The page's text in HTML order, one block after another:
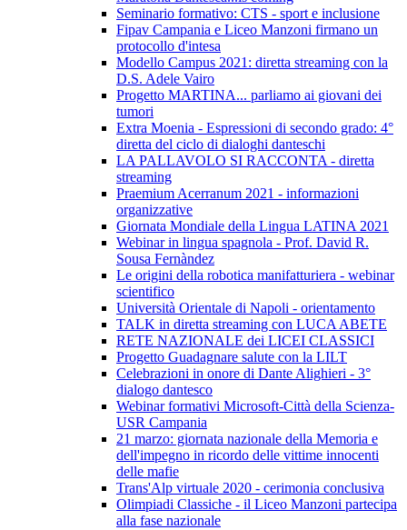
Seminario formativo: CTS - sport e inclusione
Fipav Campania e Liceo Manzoni firmano un
protocollo d'intesa
Modello Campus 2021: diretta streaming con la
D.S. Adele Vairo
Progetto MARTINA... parliamo ai giovani dei
tumori
Extra Moenia - Espressioni di secondo grado: 4°
diretta del ciclo di dialoghi danteschi
LA PALLAVOLO SI RACCONTA - diretta
streaming
Praemium Acerranum 2021 - informazioni
organizzative
Giornata Mondiale della Lingua LATINA 2021
Webinar in lingua spagnola - Prof. David R.
Sousa Fernàndez
Le origini della robotica manifatturiera - webinar
scientifico
Università Orientale di Napoli - orientamento
TALK in diretta streaming con LUCA ABETE
RETE NAZIONALE dei LICEI CLASSICI
Progetto Guadagnare salute con la LILT
Celebrazioni in onore di Dante Alighieri - 3°
dialogo dantesco
Webinar formativi Microsoft-Città della Scienza-
USR Campania
21 marzo: giornata nazionale della Memoria e
dell'impegno in ricordo delle vittime innocenti
delle mafie
Trans'Alp virtuale 2020 - cerimonia conclusiva
Olimpiadi Classiche - il Liceo Manzoni partecipa
alla fase nazionale